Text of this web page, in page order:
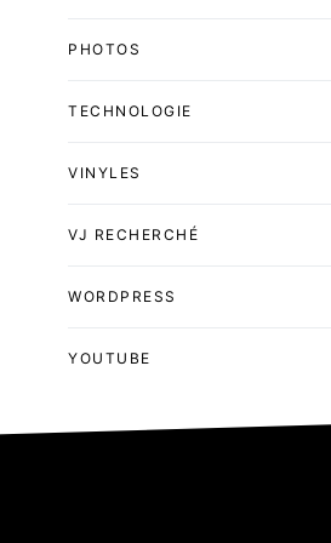
PHOTOS
TECHNOLOGIE
VINYLES
VJ RECHERCHÉ
WORDPRESS
YOUTUBE